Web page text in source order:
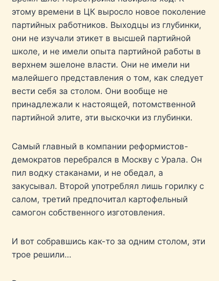
этому времени в ЦК выросло новое поколение
партийных работников. Выходцы из глубинки,
они не изучали этикет в высшей партийной
школе, и не имели опыта партийной работы в
верхнем эшелоне власти. Они не имели ни
малейшего представления о том, как следует
вести себя за столом. Они вообще не
принадлежали к настоящей, потомственной
партийной элите, эти выскочки из глубинки.
Самый главный в компании реформистов-
демократов перебрался в Москву с Урала. Он
пил водку стаканами, и не обедал, а
закусывал. Второй употреблял лишь горилку с
салом, третий предпочитал картофельный
самогон собственного изготовления.
И вот собравшись как-то за одним столом, эти
трое решили…